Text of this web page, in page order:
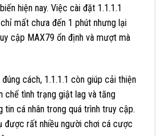
hiện nay. Việc cài đặt 1.1.1.1
mất chưa đến 1 phút nhưng lại
cập MAX79 ổn định và mượt mà
cách, 1.1.1.1 còn giúp cải thiện
chế tình trạng giật lag và tăng
cá nhân trong quá trình truy cập.
được rất nhiều người chơi cá cược